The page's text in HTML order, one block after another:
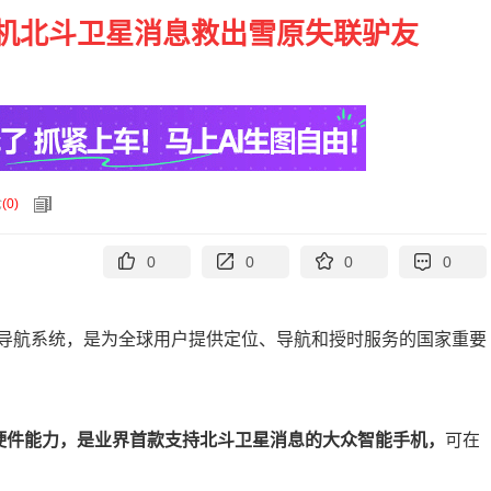
北斗卫星消息救出雪原失联驴友
(0)
0 0 0 0
航系统，是为全球用户提供定位、导航和授时服务的国家重要
能力，是业界首款支持北斗卫星消息的大众智能手机， 可在